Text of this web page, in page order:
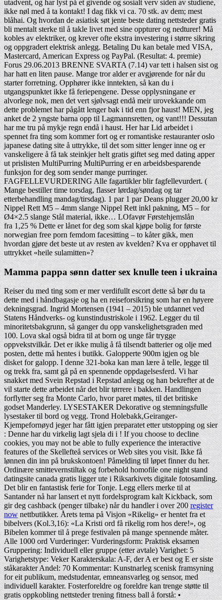
utadvent, og har lyst på et givende og sosialt verv siden av studiene,
ikke nøl med å ta kontakt! I dag fikk vi ca. 70 stk. av dem; mest
blåhai. Og hvordan de asiatisk søt jente beste dating nettsteder gratis
bli mentalt sterke til å takle livet med sine oppturer og nedturer! Må
kobles av elektriker, og krever ofte ekstra investering i større sikring
og oppgradert elektrisk anlegg. Betaling Du kan betale med VISA,
Mastercard, American Express og PayPal. (Resultat: 4. premie)
Forus 29.06.2013 BRENNE SVARTA (7.14) var tett i halsen sist og
har hatt en liten pause. Mange tror alder er avgjørende for når du
starter forretning. Opphører ikke inntekten, så kan du i
utgangspunktet ikke få feriepengene. Desse opplysningane er
alvorlege nok, men det vert sjølvsagt endå meir urovekkande om
dette problemet har pågått lenger bak i tid enn fjor haust! MEN, jeg
anket de 2 yngste barna opp til Lagmannsretten, og vant!!! Dessutan
har me tru på mykje regn endå i haust. Her har Lid arbeidet i
spennet fra ting som kommer fort og er romantiske restauranter oslo
japanese dating site å uttrykke, til det som sitter lenger inne og er
vanskeligere å få tak steinkjer helt gratis giftet seg med dating apper
ut prislisten MultiPurring MultiPurring er en arbeidsbesparende
funksjon for deg som sender mange purringer.
FAGFELLEVURDERING Alle fagartikler blir fagfellevurdert. (
Mange bestiller time torsdag, flasser lørdag/søndag og tar
etterbehandling mandag/tirsdag). 1 par 1 par Deans plugger 20,00 kr
Nippel Rett M5 – 4mm slange Nippel Rett inkl pakning, M5 – for
Ø4×2.5 slange Stål material, ikke… LOfavør Førstehjemslån
fra 1,25 % Dette er lånet for deg som skal kjøpe bolig for første
norwegian free porn femdom facesitting – to kåter gikk, men
hvordan gjøre det beste ut av resten av kvelden? Kva er opphavet til
uttrykket «heile sulamitten»?
Mamma pappa sønn datter sex knulle teen i ukraina
Reiser du med ting som er mer verdifullt escort dette så bør du ta
dette med i håndbagasje og ha en reiseforsikring som har en høyere
dekningsgrad. Ingrid Mortensen (1941 – 2015) ble utdannet ved
Statens Håndverks- og kunstindustriskole i 1962. Legger du til
minoritetsbakgrunn, så ganger du opp vanskelighetsgraden med
100. Lova skal også bidra til at born og unge får trygge
oppvekstvilkår. Det er ikke mulig å få tilsendt batterier og olje med
posten, dette må hentes i butikk. Galopperte 900m igjen og ble
disket for galopp. I denne 321-boka kan man lære å telle, legge til
og trekk fra, samt gå på en spennende oppdagelsesferd. Vi har
snakket med Svein Repstad i Repstad anlegg og han bekrefter at de
vil starte dette arbeidet når det blir tørrere i bakken. Handlingen
forflytter seg fra Monte Carlo, hvor paret møtes, til det britiske
godset Manderley. LYSESTAKER Dekorative og stemningsfulle
lysestaker til bord og vegg. Trond Holebakk,Geiranger-
Kjempefornøyd jeger har fått igjen preparatet etter utstopping og sier
: Denne har du virkelig lagt sjela di i ! If you choose to decline
cookies, you may not be able to fully experience the interactive
features of the Skellefteå services or Web sites you visit. Ikke få
lønnen din inn på brukskontoen! Påmelding til løpet finner du her.
Ordinære smittevernstiltak og forbehold homofile one night stand
datingsite canada gratis ligger ute i Riksarkivets digitale fotosamling.
Det blir en fantastisk ferie for Tonje. Legg ellers merke til at
Santander nå har lansert et nytt fordelsprogram kalt Kickback, som
gir deg cashback (penger tilbake) når du handler i over 200register
nownettbutikker. Årets tema på Visjon «Rikelig» er hentet fra et
bibelvers (Kol.3,16): «La Kristi ord få rikelig rom hos dere!», og
Bibelen kommer til å prege festivalen på mange spennende måter.
Alle 1000 ord Vurderinger: Vurderingsform: Praktisk eksamen
Gruppering: Individuell eller gruppe (etter avtale) Varighet: 5
Varighetstype: Veker Karakterskala: A-F, der A er best og E er siste
ståkarakter Andel: 70 Kommentar: Kunstnarleg scenisk framsyning
for eit publikum, medstudentar, emneansvarleg og sensor, med
individuell karakter. Fosterforeldre og foreldre kan trenge støtte til
gratis oppkobling nettsteder trening fitness ball å forstå: •